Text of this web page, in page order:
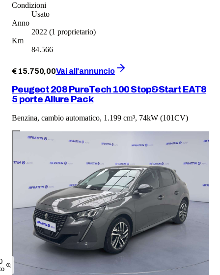
Condizioni
Usato
Anno
2022 (1 proprietario)
Km
84.566
€ 15.750,00Vai all'annuncio
Peugeot 208 PureTech 100 Stop&Start EAT8
5 porte Allure Pack
Benzina, cambio automatico, 1.199 cm³, 74kW (101CV)